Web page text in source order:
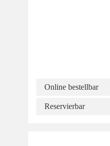
Online bestellbar
Reservierbar